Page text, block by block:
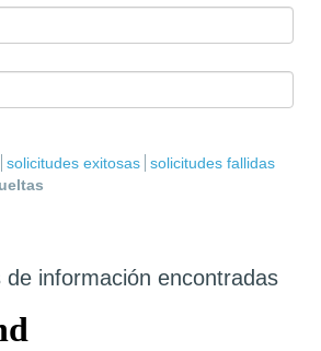
solicitudes exitosas solicitudes fallidas
de información encontradas